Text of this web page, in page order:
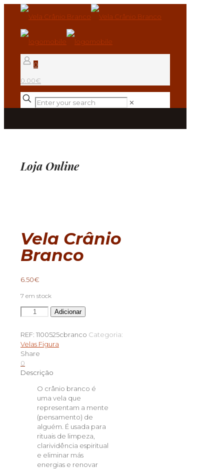
0
0.00€
✕
Loja Online
Vela Crânio
Branco
6.50€
7 em stock
Quantidade
de
Crânio
Branco
Adicionar
REF: 1100525cbranco Categoria:
Velas Figura
Share
0
Descrição
O crânio branco é
uma vela que
representam a mente
(pensamento) de
alguém. É usada para
rituais de limpeza,
clarividência espiritual
e eliminar más
energias e renovar